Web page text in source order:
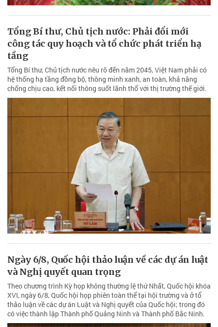
Tổng Bí thư, Chủ tịch nước: Phải đổi mới
công tác quy hoạch và tổ chức phát triển hạ
tầng
Tổng Bí thư, Chủ tịch nước nêu rõ đến năm 2045, Việt Nam phải có
hệ thống hạ tầng đồng bộ, thông minh xanh, an toàn, khả năng
chống chịu cao, kết nối thông suốt lãnh thổ với thị trường thế giới.
Ngày 6/8, Quốc hội thảo luận về các dự án luật
và Nghị quyết quan trọng
Theo chương trình Kỳ họp không thường lệ thứ Nhất, Quốc hội khóa
XVI, ngày 6/8, Quốc hội họp phiên toàn thể tại hội trường và ở tổ
thảo luận về các dự án Luật và Nghị quyết của Quốc hội; trong đó
có việc thành lập Thành phố Quảng Ninh và Thành phố Bắc Ninh.